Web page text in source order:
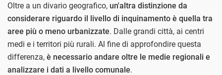
Oltre a un divario geografico, un'altra distinzione da
considerare riguardo il livello di inquinamento è quella tra
aree più o meno urbanizzate. Dalle grandi città, ai centri
medi e i territori più rurali. Al fine di approfondire questa
differenza, è necessario andare oltre le medie regionali e
analizzare i dati a livello comunale.